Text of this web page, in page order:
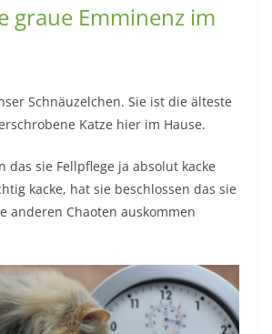
graue Emminenz im
Schnäuzelchen. Sie ist die älteste
Katze hier im Hause.
das sie Fellpflege ja absolut kacke
kacke, hat sie beschlossen das sie
anderen Chaoten auskommen